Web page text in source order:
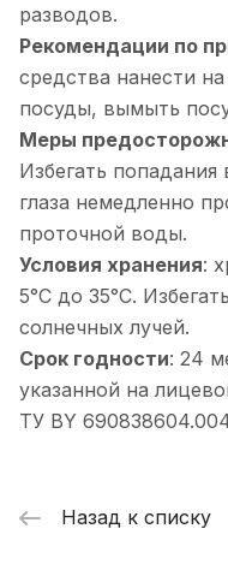
разводов.
Рекомендации по
средства нанести
посуды, вымыть
Меры
Избегать
глаза немедленно
проточной воды.
Условия хранения:
5°С до 35°С.
солнечных лучей.
Срок годности: 24
указанной на
ТУ BY
Назад к списку